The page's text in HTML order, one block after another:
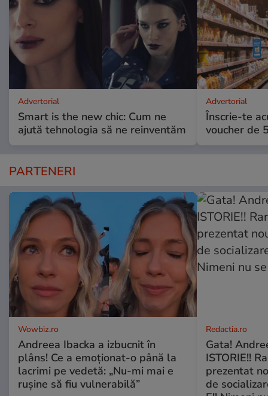
Advertorial
Smart is the new chic: Cum ne
ajută tehnologia să ne reinventăm
Advertorial
Înscrie-te
voucher de
PARTENERI
Wowbiz.ro
Andreea Ibacka a izbucnit în
plâns! Ce a emoționat-o până la
lacrimi pe vedetă: „Nu-mi mai e
rușine să fiu vulnerabilă”
Redactia.ro
Gata!
ISTORIE!!
prezentat
de